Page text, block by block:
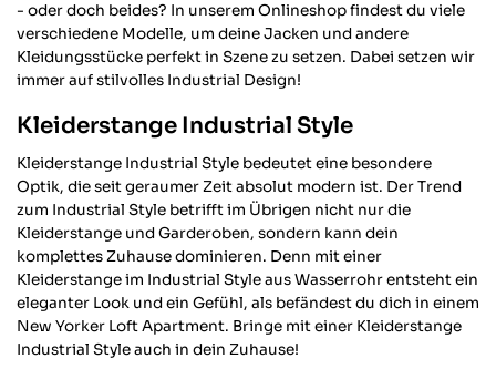
- oder doch beides? In unserem Onlineshop findest du viele
verschiedene Modelle, um deine Jacken und andere
Kleidungsstücke perfekt in Szene zu setzen. Dabei setzen wir
immer auf stilvolles Industrial Design!
Kleiderstange Industrial Style
Kleiderstange Industrial Style bedeutet eine besondere
Optik, die seit geraumer Zeit absolut modern ist. Der Trend
zum Industrial Style betrifft im Übrigen nicht nur die
Kleiderstange und Garderoben, sondern kann dein
komplettes Zuhause dominieren. Denn mit einer
Kleiderstange im Industrial Style aus Wasserrohr entsteht ein
eleganter Look und ein Gefühl, als befändest du dich in einem
New Yorker Loft Apartment. Bringe mit einer Kleiderstange
Industrial Style auch in dein Zuhause!